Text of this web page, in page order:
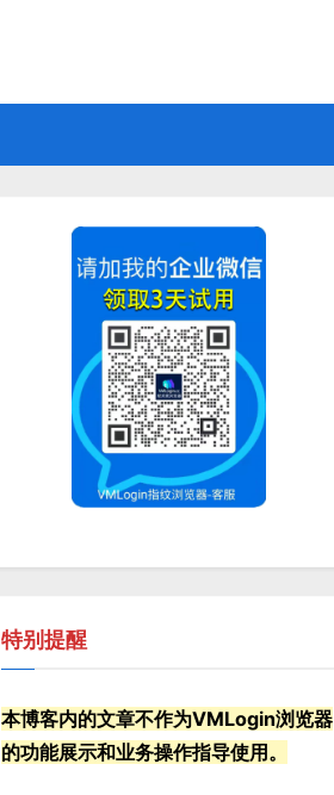
特别提醒
本博客内的文章不作为VMLogin浏览器
的功能展示和业务操作指导使用。